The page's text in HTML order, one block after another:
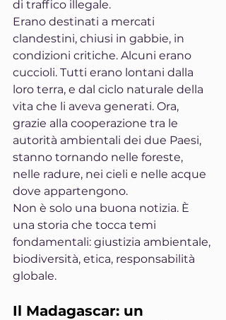
di traffico illegale.
Erano destinati a mercati
clandestini, chiusi in gabbie, in
condizioni critiche. Alcuni erano
cuccioli. Tutti erano lontani dalla
loro terra, e dal ciclo naturale della
vita che li aveva generati. Ora,
grazie alla cooperazione tra le
autorità ambientali dei due Paesi,
stanno tornando nelle foreste,
nelle radure, nei cieli e nelle acque
dove appartengono.
Non è solo una buona notizia. È
una storia che tocca temi
fondamentali: giustizia ambientale,
biodiversità, etica, responsabilità
globale.
Il Madagascar: un